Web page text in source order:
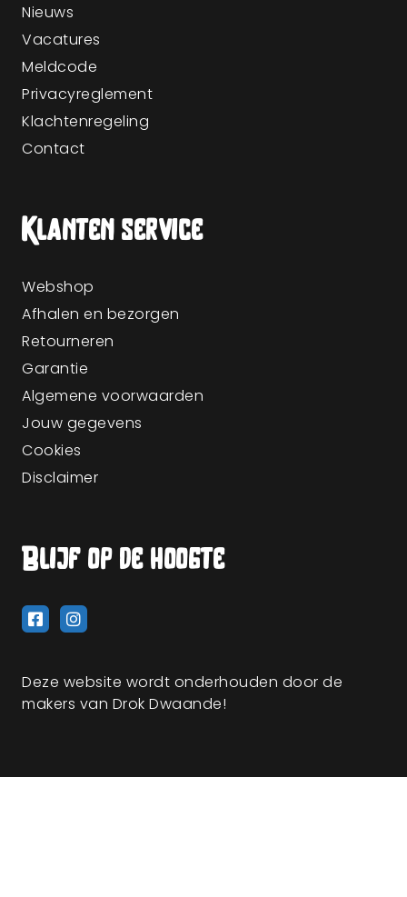
Nieuws
Vacatures
Meldcode
Privacyreglement
Klachtenregeling
Contact
Klanten service
Webshop
Afhalen en bezorgen
Retourneren
Garantie
Algemene voorwaarden
Jouw gegevens
Cookies
Disclaimer
Blijf op de hoogte
Deze website wordt onderhouden door de
makers van Drok Dwaande!